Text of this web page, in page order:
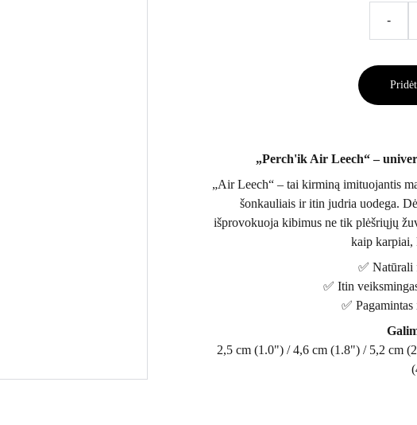
-
„Perch'ik Air Leech“ –
„Air Leech“ – tai kirminą imituojantis
šonkauliais ir itin judria uodega.
išprovokuoja kibimus ne tik plėšriųjų
kaip karpiai,
✅ Natūrali
✅ Itin
✅
2,5 cm (1.0") / 4,6 cm (1.8") / 5,2 cm